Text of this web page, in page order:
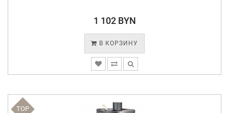
1 102 BYN
В КОРЗИНУ
TOP